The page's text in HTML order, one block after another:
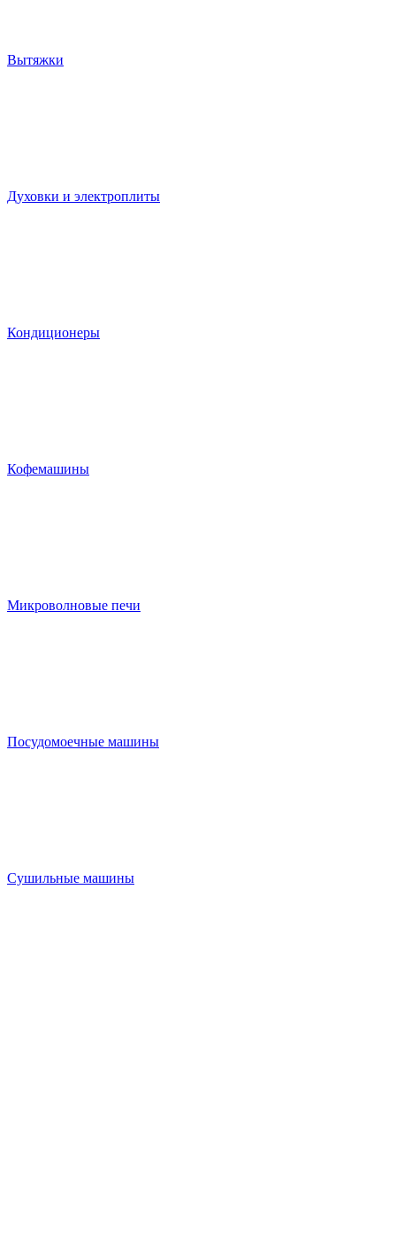
Вытяжки
Духовки и электроплиты
Кондиционеры
Кофемашины
Микроволновые печи
Посудомоечные машины
Сушильные машины